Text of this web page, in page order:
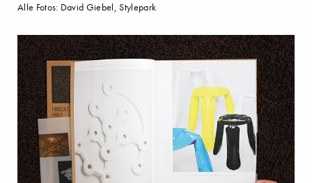
Alle Fotos: David Giebel, Stylepark